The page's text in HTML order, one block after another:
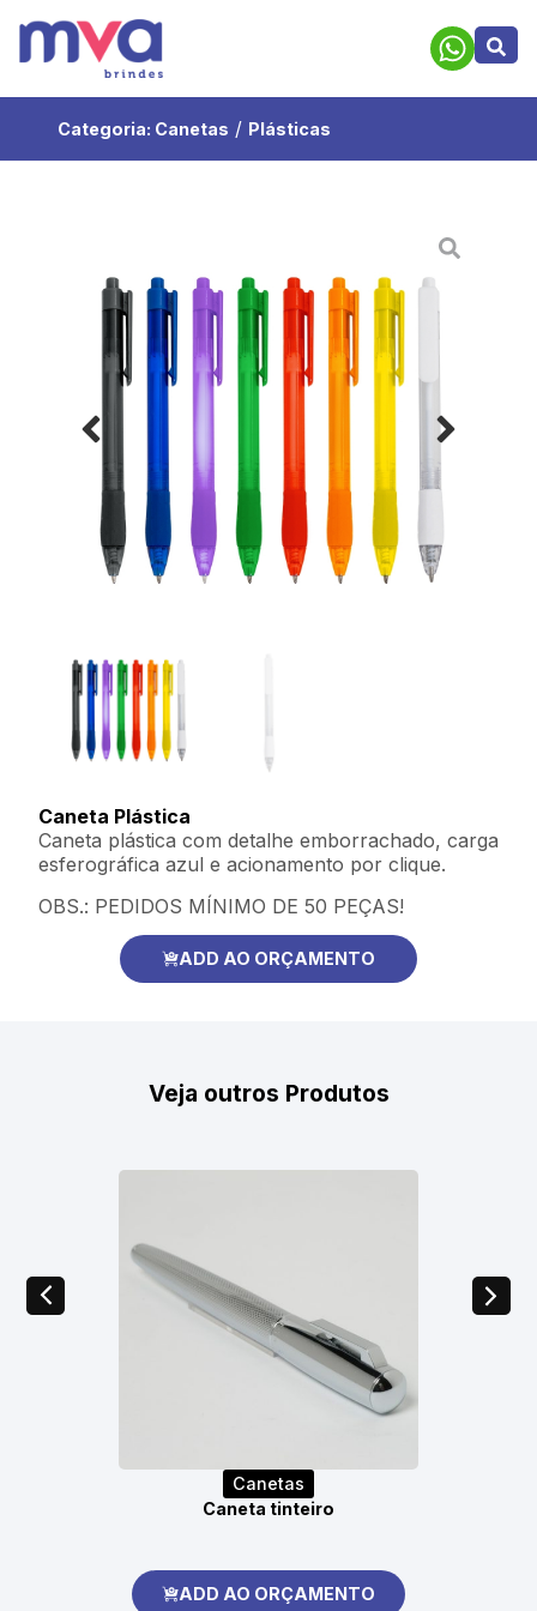
Categoria: Canetas / Plásticas
Caneta Plástica
Caneta plástica com detalhe emborrachado, carga
esferográfica azul e acionamento por clique.
OBS.: PEDIDOS MÍNIMO DE 50 PEÇAS!
ADD AO ORÇAMENTO
Veja outros Produtos
Canetas
Caneta tinteiro
ADD AO ORÇAMENTO